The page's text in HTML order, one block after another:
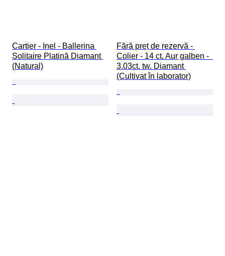
Cartier - Inel - Ballerina
Solitaire Platină Diamant
(Natural)
Fără preț de rezervă -
Colier - 14 ct. Aur galben -
3.03ct. tw. Diamant
(Cultivat în laborator)